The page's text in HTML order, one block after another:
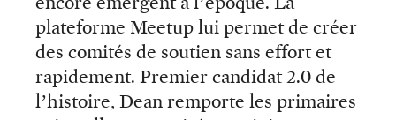
plateforme Meetup lui permet de créer
des comités de soutien sans effort et
rapidement. Premier candidat 2.0 de
l’histoire, Dean remporte les primaires